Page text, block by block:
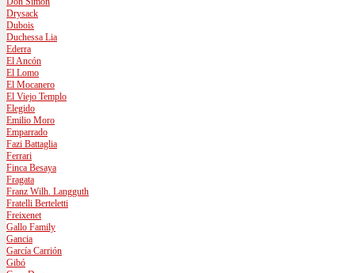
Drysack
Dubois
Duchessa Lia
Ederra
El Ancón
El Lomo
El Mocanero
El Viejo Templo
Elegido
Emilio Moro
Emparrado
Fazi Battaglia
Ferrari
Finca Besaya
Fragata
Franz Wilh. Langguth
Fratelli Berteletti
Freixenet
Gallo Family
Gancia
García Carrión
Gibó